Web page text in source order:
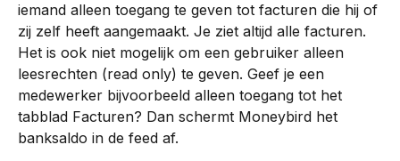
iemand alleen toegang te geven tot facturen die hij of
zij zelf heeft aangemaakt. Je ziet altijd alle facturen.
Het is ook niet mogelijk om een gebruiker alleen
leesrechten (read only) te geven. Geef je een
medewerker bijvoorbeeld alleen toegang tot het
tabblad Facturen? Dan schermt Moneybird het
banksaldo in de feed af.